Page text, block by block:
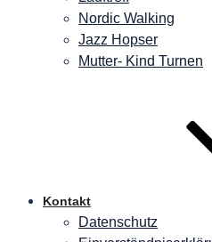
Nordic Walking
Jazz Hopser
Mutter- Kind Turnen
Kontakt
Datenschutz